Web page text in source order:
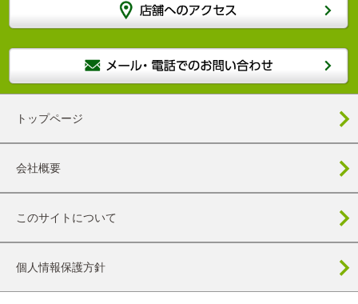
トップページ
会社概要
このサイトについて
個人情報保護方針